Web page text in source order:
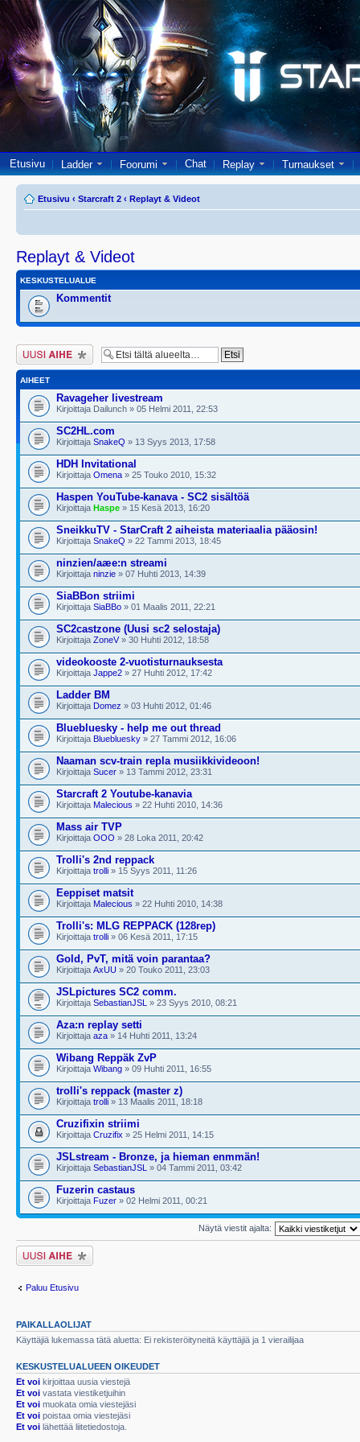
Etusivu Ladder Foorumi Chat Replay Turnaukset
Etusivu ‹ Starcraft 2 ‹ Replayt & Videot
Replayt & Videot
KESKUSTELUALUE
Kommentit
Lähetä uusi viesti
AIHEET
Ravageher livestream
Kirjoittaja Dailunch » 05 Helmi 2011, 22:53
SC2HL.com
Kirjoittaja SnakeQ » 13 Syys 2013, 17:58
HDH Invitational
Kirjoittaja Omena » 25 Touko 2010, 15:32
Haspen YouTube-kanava - SC2 sisältöä
Kirjoittaja Haspe » 15 Kesä 2013, 16:20
SneikkuTV - StarCraft 2 aiheista materiaalia pääosin!
Kirjoittaja SnakeQ » 22 Tammi 2013, 18:45
ninzien/aæe:n streami
Kirjoittaja ninzie » 07 Huhti 2013, 14:39
SiaBBon striimi
Kirjoittaja SiaBBo » 01 Maalis 2011, 22:21
SC2castzone (Uusi sc2 selostaja)
Kirjoittaja ZoneV» 30 Huhti 2012, 18:58
videokooste 2-vuotisturnauksesta
Kirjoittaja Jappe2 » 27 Huhti 2012, 17:42
Ladder BM
Kirjoittaja Domez » 03 Huhti 2012, 01:46
Bluebluesky - help me out thread
Kirjoittaja Bluebluesky » 27 Tammi 2012, 16:06
Naaman scv-train repla musiikkivideoon!
Kirjoittaja Sucer » 13 Tammi 2012, 23:31
Starcraft 2 Youtube-kanavia
Kirjoittaja Malecious » 22 Huhti 2010, 14:36
Mass air TVP
Kirjoittaja OOO » 28 Loka 2011, 20:42
Trolli's 2nd reppack
Kirjoittaja trolli » 15 Syys 2011, 11:26
Eeppiset matsit
Kirjoittaja Malecious » 22 Huhti 2010, 14:38
Trolli's: MLG REPPACK (128rep)
Kirjoittaja trolli » 06 Kesä 2011, 17:15
Gold, PvT, mitä voin parantaa?
Kirjoittaja AxUU » 20 Touko 2011, 23:03
JSLpictures SC2 comm.
Kirjoittaja SebastianJSL » 23 Syys 2010, 08:21
Aza:n replay setti
Kirjoittaja aza » 14 Huhti 2011, 13:24
Wibang Reppäk ZvP
Kirjoittaja Wibang » 09 Huhti 2011, 16:55
trolli's reppack (master z)
Kirjoittaja trolli » 13 Maalis 2011, 18:18
Cruzifixin striimi
Kirjoittaja Cruzifix » 25 Helmi 2011, 14:15
JSLstream - Bronze, ja hieman enmmän!
Kirjoittaja SebastianJSL » 04 Tammi 2011, 03:42
Fuzerin castaus
Kirjoittaja Fuzer » 02 Helmi 2011, 00:21
Näytä viestit ajalta:
Lähetä uusi viesti
Paluu Etusivu
PAIKALLAOLIJAT
Käyttäjiä lukemassa tätä aluetta: Ei rekisteröityneitä käyttäjiä ja 1 vierailijaa
KESKUSTELUALUEEN OIKEUDET
Et voi kirjoittaa uusia viestejä
Et voi vastata viestiketjuihin
Et voi muokata omia viestejäsi
Et voi poistaa omia viestejäsi
Et voi lähettää liitetiedostoja.